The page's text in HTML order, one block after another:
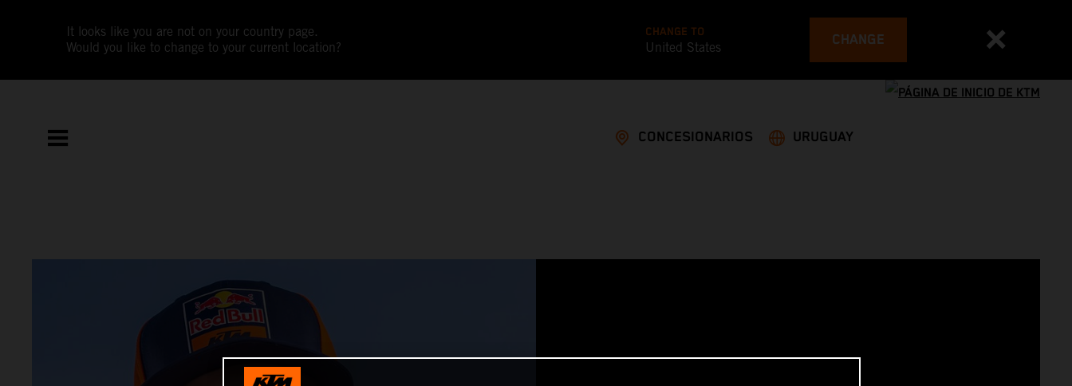
It looks like you are not on your country page.
Would you like to change to your current location?
CHANGE TO
United States CHANGE
CONCESIONARIOS URUGUAY